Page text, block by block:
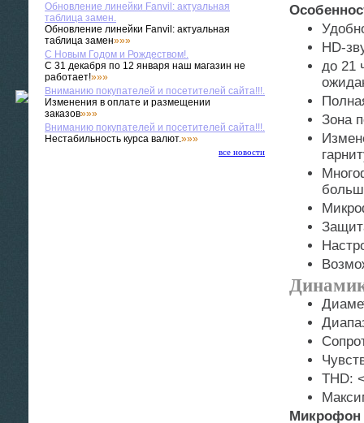
Обновление линейки Fanvil: актуальная
таблица замен.
Обновление линейки Fanvil: актуальная
таблица замен»»»
С Новым Годом и Рождеством!.
С 31 декабря по 12 января наш магазин не
работает!»»»
Вниманию покупателей и посетителей сайта!!!.
Изменения в оплате и размещении
заказов»»»
Вниманию покупателей и посетителей сайта!!!.
Нестабильность курса валют.»»»
все новости
HD-
до 21
Зона
THD:
Микрофон